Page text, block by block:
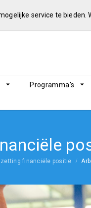
service te
Programma's
financiële positie